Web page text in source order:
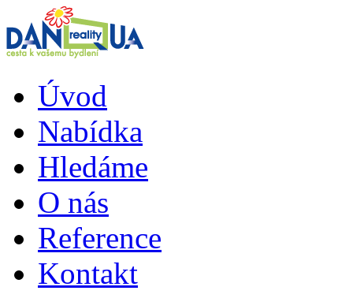
Úvod
Nabídka
Hledáme
O nás
Reference
Kontakt